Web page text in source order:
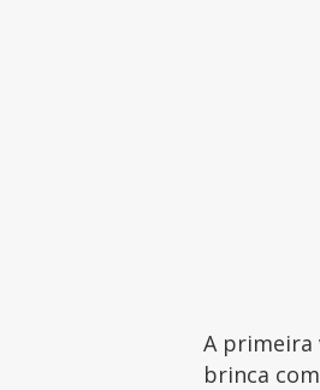
A primeira
brinca